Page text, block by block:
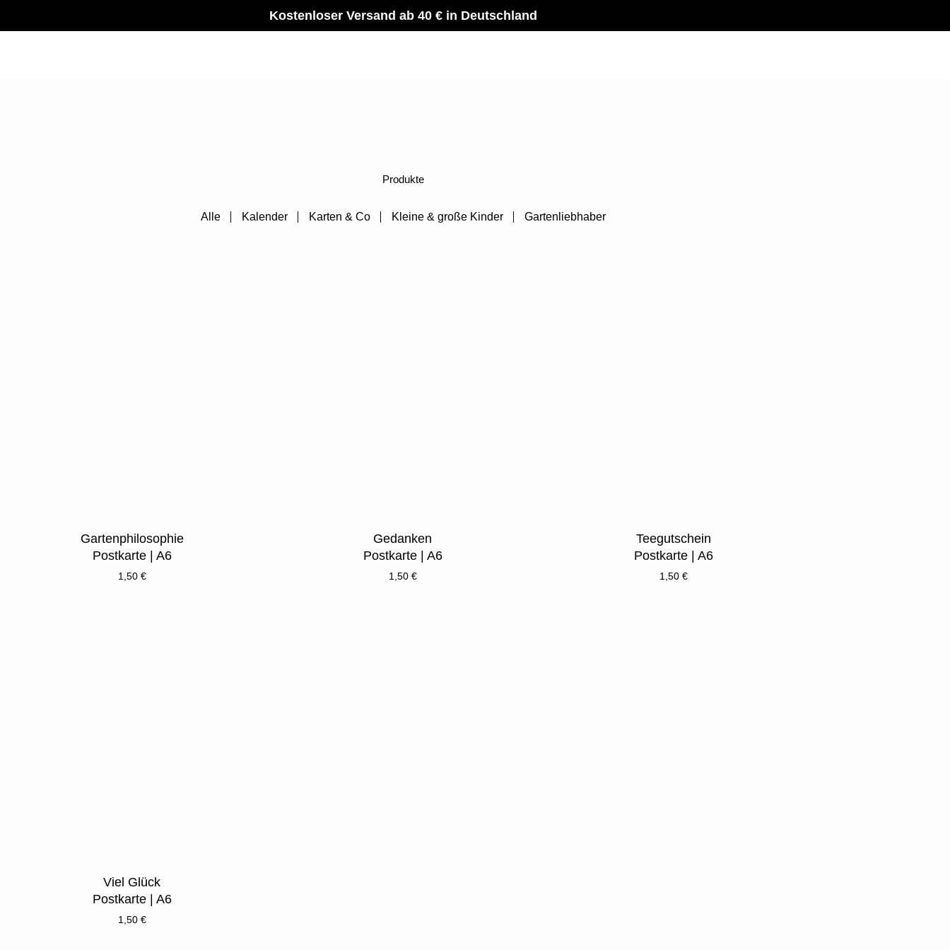
Kostenloser Versand ab 40 € in Deutschland
Produkte
Alle Kalender Karten & Co Kleine & große Kinder Gartenliebhaber
Gartenphilosophie
Postkarte | A6
1,50 €
Gedanken
Postkarte | A6
1,50 €
Teegutschein
Postkarte | A6
1,50€
Viel Glück
Postkarte | A6
1,50 €